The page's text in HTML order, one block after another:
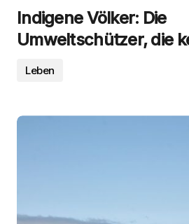
Indigene Völker: Die
Umweltschützer, die
Leben